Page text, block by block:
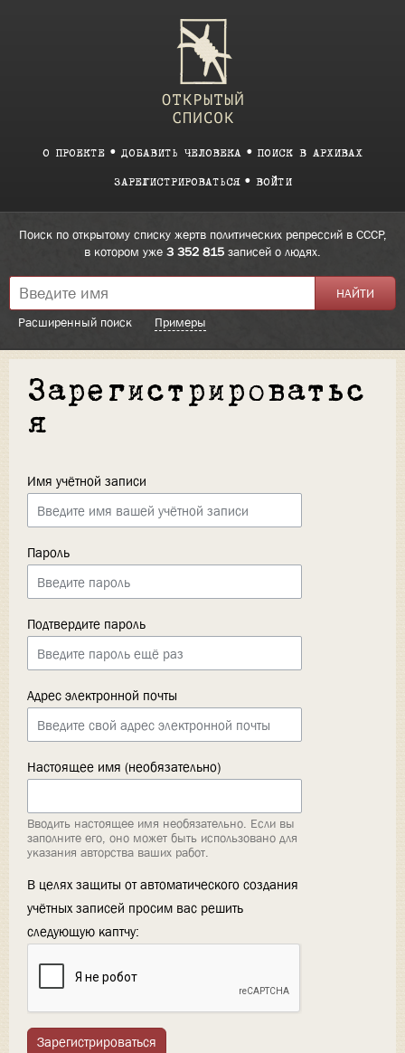
О ПРОЕКТЕ ДОБАВИТЬ ЧЕЛОВЕКА ПОИСК В АРХИВАХ
ЗАРЕГИСТРИРОВАТЬСЯ ВОЙТИ
Поиск по открытому списку жертв политических репрессий в СССР,
в котором уже 3 352 815 записей о людях.
Расширенный поиск Примеры
Зарегистрироватьс
я
Имя учётной записи
Пароль
Подтвердите пароль
Адрес электронной почты
Настоящее имя (необязательно)
Вводить настоящее имя необязательно. Если вы
заполните его, оно может быть использовано для
указания авторства ваших работ.
В целях защиты от автоматического создания
учётных записей просим вас решить
следующую каптчу:
Зарегистрироваться